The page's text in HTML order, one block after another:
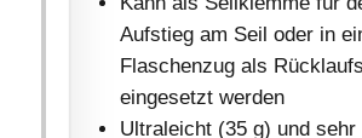
Aufstieg am Seil oder in
Flaschenzug als
eingesetzt werden
Ultraleicht (35 g) und sehr